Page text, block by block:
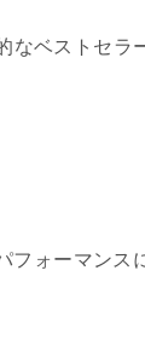
ベストセラ
ォーマンス